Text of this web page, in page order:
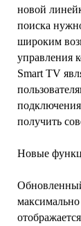
новой
поиска
широким
управления
Smart TV
получить
Новые